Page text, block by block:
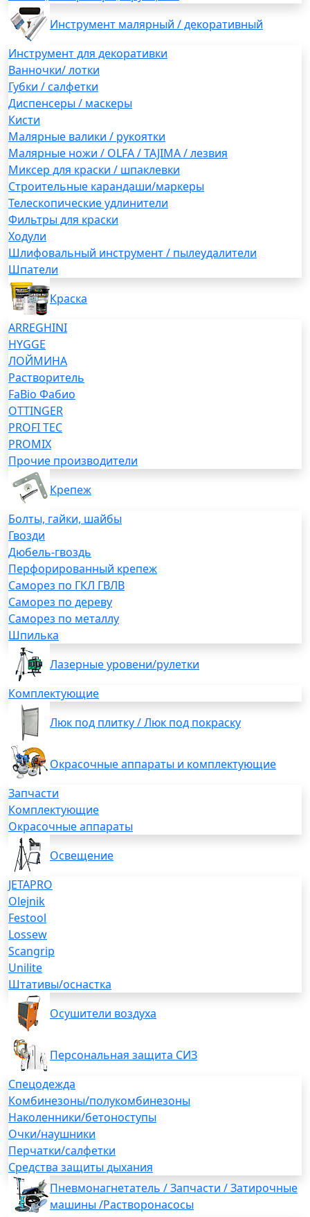
Инструмент малярный / декоративный
Инструмент для декоративки
Ванночки/ лотки
Губки / салфетки
Диспенсеры / маскеры
Кисти
Малярные валики / рукоятки
Малярные ножи / OLFA / TAJIMA / лезвия
Миксер для краски / шпаклевки
Строительные карандаши/маркеры
Телескопические удлинители
Фильтры для краски
Ходули
Шлифовальный инструмент / пылеудалители
Шпатели
Краска
ARREGHINI
HYGGE
ЛОЙМИНА
Растворитель
FaBio Фабио
OTTINGER
PROFI TEC
PROMIX
Прочие производители
Крепеж
Болты, гайки, шайбы
Гвозди
Дюбель-гвоздь
Перфорированный крепеж
Саморез по ГКЛ ГВЛВ
Саморез по дереву
Саморез по металлу
Шпилька
Лазерные уровени/рулетки
Комплектующие
Люк под плитку / Люк под покраску
Окрасочные аппараты и комплектующие
Запчасти
Комплектующие
Окрасочные аппараты
Освещение
JETAPRO
Olejnik
Festool
Lossew
Scangrip
Unilite
Штативы/оснастка
Осушители воздуха
Персональная защита СИЗ
Спецодежда
Комбинезоны/полукомбинезоны
Наколенники/бетоноступы
Очки/наушники
Перчатки/салфетки
Средства защиты дыхания
Пневмонагнетатель / Запчасти / Затирочные
машины /Растворонасосы